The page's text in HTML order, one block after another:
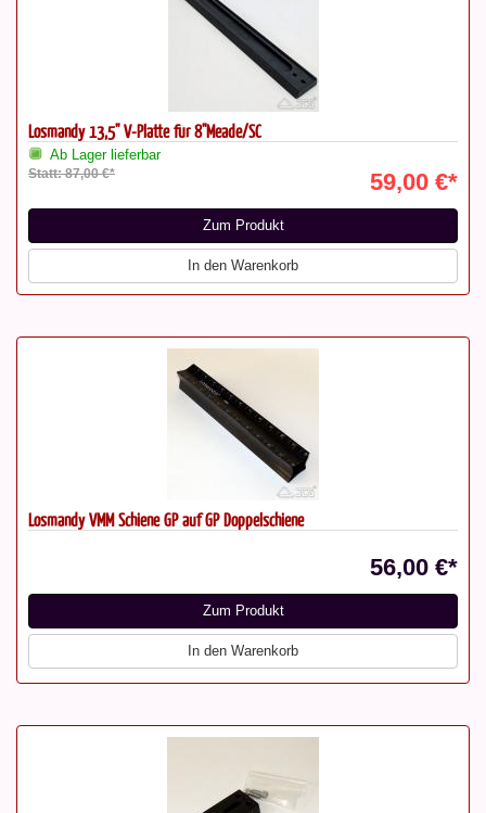
Losmandy 13,5" V-Platte für 8"Meade/SC
Ab Lager lieferbar
Statt: 87,00 €* 59,00 €*
Zum Produkt
In den Warenkorb
Losmandy VMM Schiene GP auf GP Doppelschiene
56,00 €*
Zum Produkt
In den Warenkorb